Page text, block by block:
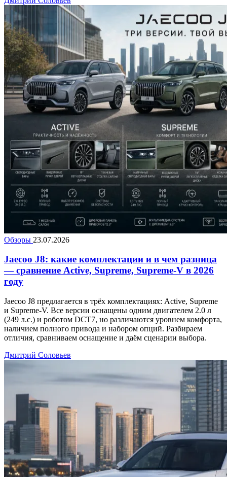
Обзоры 23.07.2026
Jaecoo J8: какие комплектации и в чем разница
— сравнение Active, Supreme, Supreme-V в 2026
году
Jaecoo J8 предлагается в трёх комплектациях: Active, Supreme
и Supreme-V. Все версии оснащены одним двигателем 2.0 л
(249 л.с.) и роботом DCT7, но различаются уровнем комфорта,
наличием полного привода и набором опций. Разбираем
отличия, сравниваем оснащение и даём сценарии выбора.
Дмитрий Соловьев